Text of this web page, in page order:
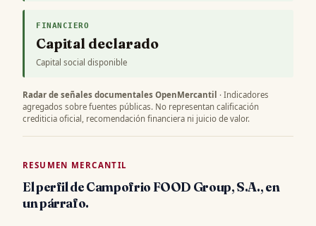
FINANCIERO
Capital declarado
Capital social disponible
Radar de señales documentales OpenMercantil · Indicadores
agregados sobre fuentes públicas. No representan calificación
crediticia oficial, recomendación financiera ni juicio de valor.
RESUMEN MERCANTIL
El perfil de Campofrio FOOD Group, S.A., en
un párrafo.